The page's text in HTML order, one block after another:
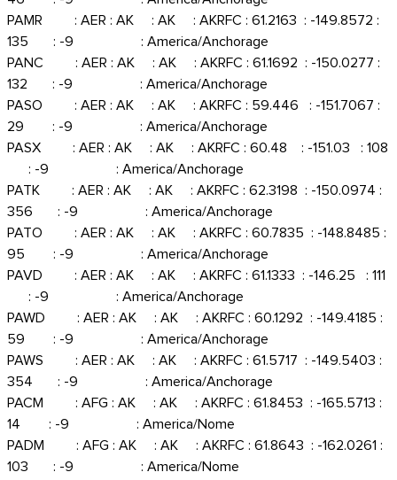
PAMR : AER : AK : AK : AKRFC : 61.2163 : -149.8572 :
135 : -9 : America/Anchorage
PANC : AER : AK : AK : AKRFC : 61.1692 : -150.0277 :
132 : -9 : America/Anchorage
PASO : AER : AK : AK : AKRFC : 59.446 : -151.7067 :
29 : -9 : America/Anchorage
PASX : AER : AK : AK : AKRFC : 60.48 : -151.03 : 108
: -9 : America/Anchorage
PATK : AER : AK : AK : AKRFC : 62.3198 : -150.0974 :
356 : -9 : America/Anchorage
PATO : AER : AK : AK : AKRFC : 60.7835 : -148.8485 :
95 : -9 : America/Anchorage
PAVD : AER : AK : AK : AKRFC : 61.1333 : -146.25 : 111
: -9 : America/Anchorage
PAWD : AER : AK : AK : AKRFC : 60.1292 : -149.4185 :
59 : -9 : America/Anchorage
PAWS : AER : AK : AK : AKRFC : 61.5717 : -149.5403 :
354 : -9 : America/Anchorage
PACM : AFG : AK : AK : AKRFC : 61.8453 : -165.5713 :
14 : -9 : America/Nome
PADM : AFG : AK : AK : AKRFC : 61.8643 : -162.0261 :
103 : -9 : America/Nome